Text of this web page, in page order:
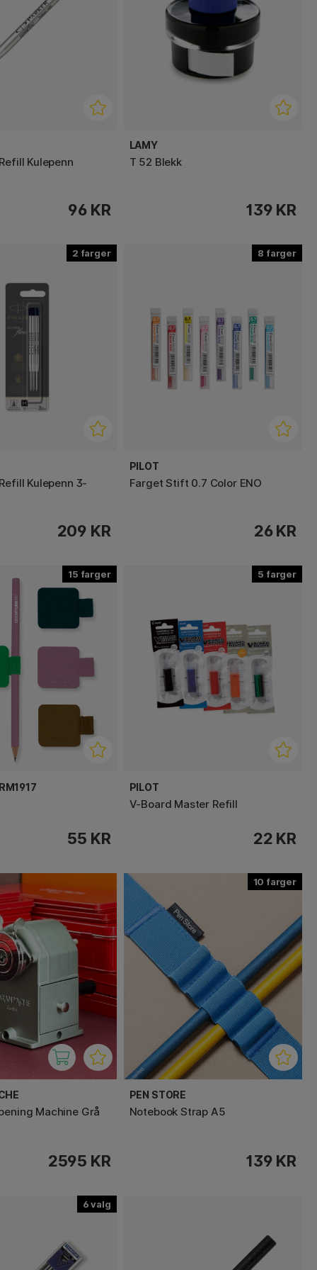
Kulepenn
96 KR
LAMY
T 52 Blekk
139 KR
2
Kulepenn 3-
209 KR
8
PILOT
Farget Stift 0.7 Color ENO
26 KR
15
55 KR
5
PILOT
V-Board Master Refill
22 KR
Machine Grå
2595 KR
10
PEN STORE
Notebook Strap A5
139 KR
6